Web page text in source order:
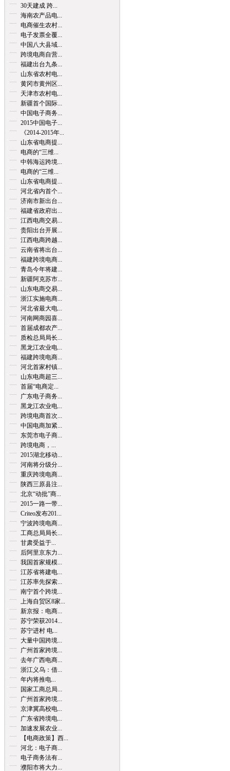
30天建成 跨...
海南农产品电...
电商催生农村...
电子发票全覆...
中国八大县域...
跨境电商自营...
福建出台九条...
山东省农村电...
黄冈市黄州区...
天津市农村电...
新疆首个国际...
中国电子商务...
2015中国电子...
《2014-2015年...
山东省电商提...
电商的“三维...
中韩海运跨境...
电商的“三维...
山东省电商提...
河北省内首个...
济南市新出台...
福建省政府出...
江西电商交易...
贵阳出台开展...
江西电商跨越...
云南省将出台...
福建跨境电商...
青岛今年将建...
新疆阿克苏市...
山东电商交易...
浙江实施电商...
河北省最大电...
河南网商园喜...
首届成都农产...
质检总局局长...
黑龙江农业电...
福建跨境电商...
河北首家村镇...
山东电商超三...
首届“电商定...
广东电子商务...
黑龙江农业电...
跨境电商首次...
中国电商加紧...
东莞市电子商...
跨境电商，...
2015湖北移动...
河南将分级分...
重庆跨境电商...
陕西三原县注...
北京“动批”商...
2015一路一带...
Criteo发布201...
宁波跨境电商...
工商总局局长...
甘肃受益于...
后阿里京东力...
我国首家规模...
江苏省将建电...
江苏率先探索...
南宁首个跨境...
上海自贸区8家...
新京报：电商...
苏宁荣获2014...
苏宁进村 电...
大量中国跨境...
广州首家跨境...
去年广西电商...
浙江义乌：借...
年内将推电...
国家工商总局...
广州首家跨境...
京津冀高校电...
广东省跨境电...
加速发展农业...
【电商政策】西...
河北：电子商...
电子商务法有...
濮阳市将大力...